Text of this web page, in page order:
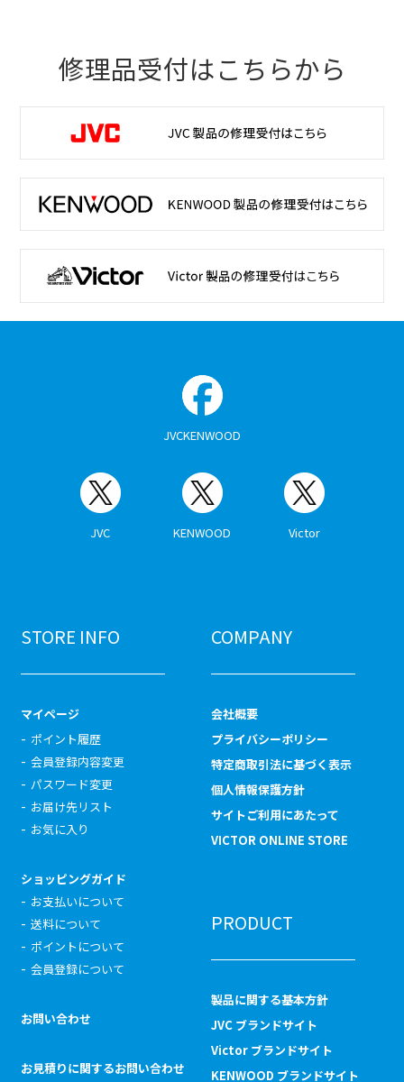
修理品受付はこちらから
JVCKENWOOD
JVC KENWOOD Victor
STORE INFO
マイページ
ポイント履歴
会員登録内容変更
パスワード変更
お届け先リスト
お気に入り
ショッピングガイド
お支払いについて
送料について
ポイントについて
会員登録について
お問い合わせ
お見積りに関するお問い合わせ
COMPANY
会社概要
プライバシーポリシー
特定商取引法に基づく表示
個人情報保護方針
サイトご利用にあたって
VICTOR ONLINE STORE
PRODUCT
製品に関する基本方針
JVC ブランドサイト
Victor ブランドサイト
KENWOOD ブランドサイト